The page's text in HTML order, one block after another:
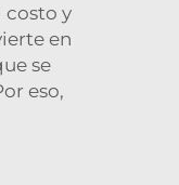
costo y
en
se
eso,